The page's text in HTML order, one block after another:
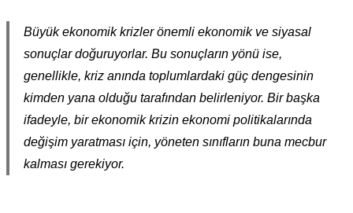
Büyük ekonomik krizler önemli ekonomik ve siyasal
sonuçlar doğuruyorlar. Bu sonuçların yönü ise,
genellikle, kriz anında toplumlardaki güç dengesinin
kimden yana olduğu tarafından belirleniyor. Bir başka
ifadeyle, bir ekonomik krizin ekonomi politikalarında
değişim yaratması için, yöneten sınıfların buna mecbur
kalması gerekiyor.